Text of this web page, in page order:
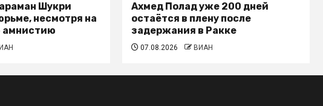
Шукри
несмотря на
амнистию
Ахмед Полад уже 200 дней
остаётся в плену после
задержания в Ракке
07.08.2026 ВИАН